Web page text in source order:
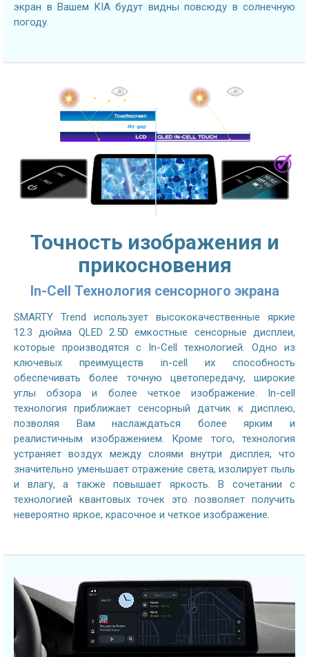
экран в Вашем KIA будут видны повсюду в солнечную
погоду.
Точность изображения и
прикосновения
In-Cell Технология сенсорного экрана
SMARTY Trend использует высококачественные яркие
12.3 дюйма QLED 2.5D емкостные сенсорные дисплеи,
которые производятся с In-Cell технологией. Одно из
ключевых преимуществ in-cell их способность
обеспечивать более точную цветопередачу, широкие
углы обзора и более четкое изображение. In-cell
технология приближает сенсорный датчик к дисплею,
позволяя Вам наслаждаться более ярким и
реалистичным изображением. Кроме того, технология
устраняет воздух между слоями внутри дисплея, что
значительно уменьшает отражение света, изолирует пыль
и влагу, а также повышает яркость. В сочетании с
технологией квантовых точек это позволяет получить
невероятно яркое, красочное и четкое изображение.